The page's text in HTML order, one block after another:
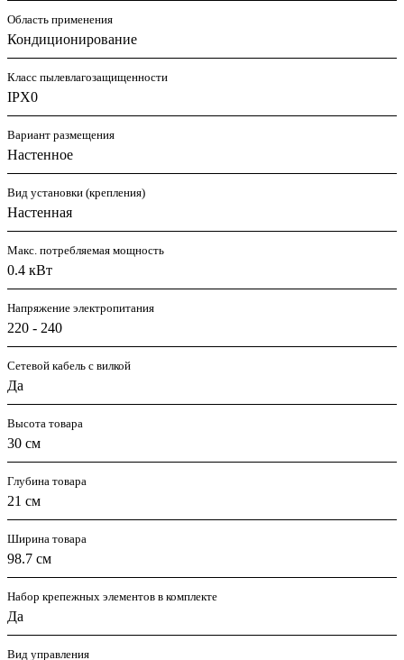
Область применения
Кондиционирование
Класс пылевлагозащищенности
IPX0
Вариант размещения
Настенное
Вид установки (крепления)
Настенная
Макс. потребляемая мощность
0.4 кВт
Напряжение электропитания
220 - 240
Сетевой кабель с вилкой
Да
Высота товара
30 см
Глубина товара
21 см
Ширина товара
98.7 см
Набор крепежных элементов в комплекте
Да
Вид управления